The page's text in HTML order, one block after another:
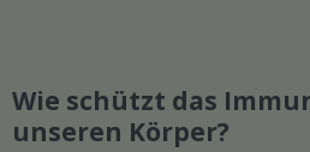
Wie schützt das
unseren Körper?